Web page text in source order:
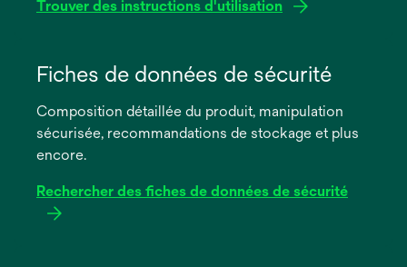
Trouver des instructions d'utilisation
dans
nouvel
onglet
Fiches de données de sécurité
Composition détaillée du produit, manipulation
sécurisée, recommandations de stockage et plus
encore.
Rechercher des fiches de données de sécurité